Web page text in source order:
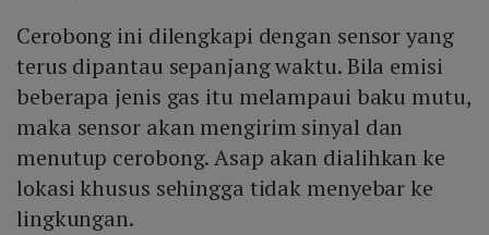
Cerobong ini dilengkapi dengan sensor yang
terus dipantau sepanjang waktu. Bila emisi
beberapa jenis gas itu melampaui baku mutu,
maka sensor akan mengirim sinyal dan
menutup cerobong. Asap akan dialihkan ke
lokasi khusus sehingga tidak menyebar ke
lingkungan.